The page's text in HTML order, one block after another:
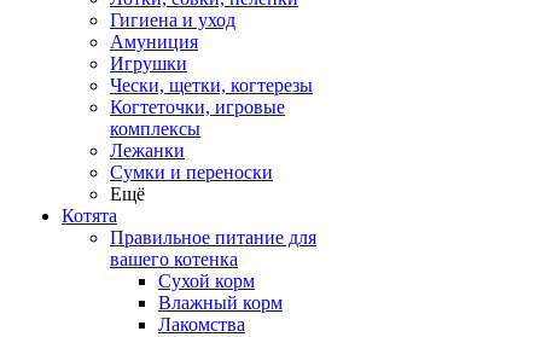
Гигиена и уход
Амуниция
Игрушки
Чески, щетки, когтерезы
Когтеточки, игровые
комплексы
Лежанки
Сумки и переноски
Ещё
Котята
Правильное питание для
вашего котенка
Сухой корм
Влажный корм
Лакомства